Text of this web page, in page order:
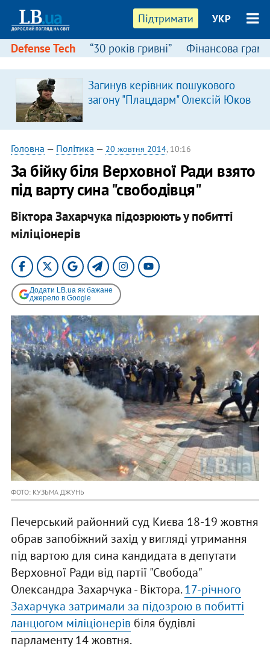
Підтримати УКР
Defense Tech “30 років гривні” Фінансова
Загинув керівник пошукового
загону "Плацдарм" Олексій Юков
Головна — Політика — 20 жовтня 2014, 10:16
За бійку біля Верховної Ради взято
під варту сина "свободівця"
Віктора Захарчука підозрюють у побитті
міліціонерів
Додати LB.ua як бажане
джерело в Google
ФОТО: КУЗЬМА ДЖУНЬ
Печерський районний суд Києва 18-19 жовтня
обрав запобіжний захід у вигляді утримання
під вартою для сина кандидата в депутати
Верховної Ради від партії "Свобода"
Олександра Захарчука - Віктора.17-річного
Захарчука затримали за підозрою в побитті
ланцюгом міліціонерів біля будівлі
парламенту 14 жовтня.